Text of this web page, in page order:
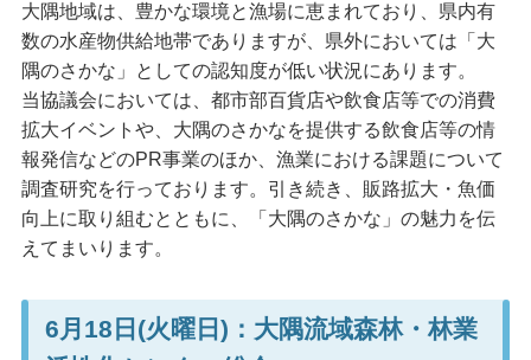
大隅地域は、豊かな環境と漁場に恵まれており、県内有
数の水産物供給地帯でありますが、県外においては「大
隅のさかな」としての認知度が低い状況にあります。
当協議会においては、都市部百貨店や飲食店等での消費
拡大イベントや、大隅のさかなを提供する飲食店等の情
報発信などのPR事業のほか、漁業における課題について
調査研究を行っております。引き続き、販路拡大・魚価
向上に取り組むとともに、「大隅のさかな」の魅力を伝
えてまいります。
6月18日(火曜日)：大隅流域森林・林業